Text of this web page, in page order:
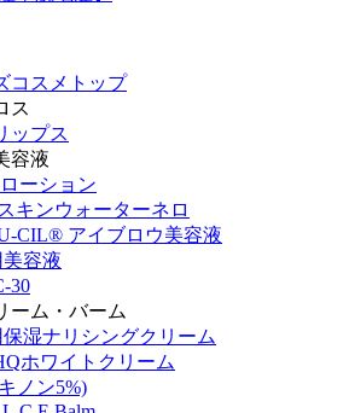
コスメトップ
ス
ップス
容液
ーション
キンウォーターネロ
CIL® アイブロウ美容液
容液
30
ーム・バーム
湿ナリシングクリーム
ホワイトクリーム
ノン5%)